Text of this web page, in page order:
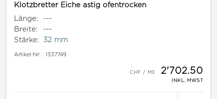
Klotzbretter Eiche astig ofentrocken
Länge:
---
Breite:
---
Stärke:
32 mm
Artikel-Nr: 1337749
2'702.50
INKL. MWST